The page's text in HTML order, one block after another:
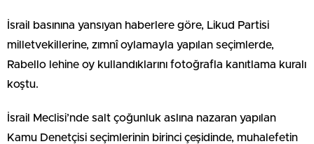
İsrail basınına yansıyan haberlere göre, Likud Partisi
milletvekillerine, zımnî oylamayla yapılan seçimlerde,
Rabello lehine oy kullandıklarını fotoğrafla kanıtlama kuralı
koştu.
İsrail Meclisi’nde salt çoğunluk aslına nazaran yapılan
Kamu Denetçisi seçimlerinin birinci çeşidinde, muhalefetin